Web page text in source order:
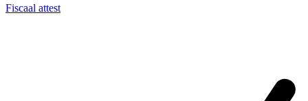
Fiscaal attest